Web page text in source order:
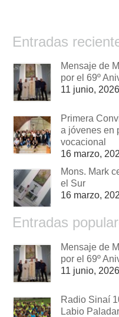
Entradas
Mensaje de
por el 69º
11 junio, 2026
Primera
a jóvenes en
vocacional
16 marzo,
Mons. Mark
el Sur
16 marzo,
Entradas
Mensaje de
por el 69º
11 junio, 2026
Radio Sinaí
Labio